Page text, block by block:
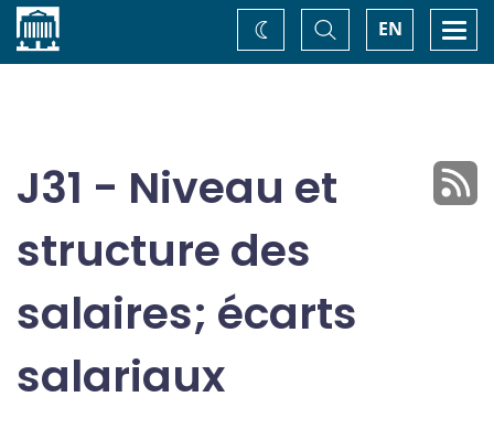
Accueil EN
Basculer
la
recherche
Changez
de
J31 - Niveau et
structure des
salaires; écarts
salariaux